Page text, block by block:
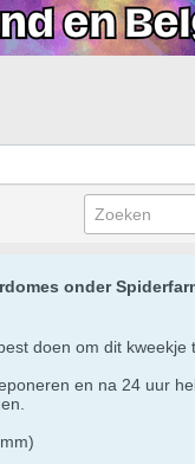
onder
doen om dit kweekje
en na 24 uur